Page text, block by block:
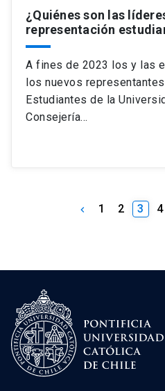
¿Quiénes son las
representación
A fines de 2023 los y las
los nuevos
Estudiantes de la
Consejería…
keyboard_arrow_left 1 2 3 4